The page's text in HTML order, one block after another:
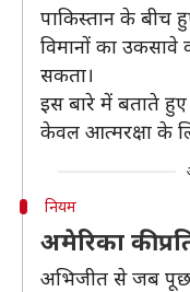
पाकिस्तान के बीच
विमानों का उकसावे
सकता।
इस बारे में बताते
केवल आत्मरक्षा के
नियम
अमेरिका की
अभिजीत से जब